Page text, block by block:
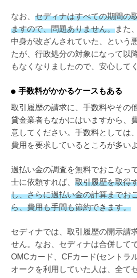
なお、 セディナはすべての期間の
ますので、問題ありません。また
中身が改ざんされていた、という
たが、行政処分の対象になって以
もなくなりましたので、安心して
手数料がかかるケースもある
取引履歴の請求に、手数料やその
貸金業者もなかにはいますから、
意してください。手数料としては
費用を要求しているところが多い
過払い金の調査を無料でおこなっ
士に依頼すれば、 取引履歴を取得
し、さらに過払い金の計算までお
ら、費用も手間も節約できます。
セディナでは、取引履歴の開示請
せん。なお、セディナは合併して
OMCカード、CFカード(セントラ
オークを利用していた人は、全て